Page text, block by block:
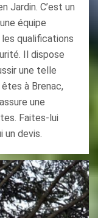
Jardin. C’est un
équipe
qualifications
Il dispose
une telle
à Brenac,
une
Faites-lui
devis.